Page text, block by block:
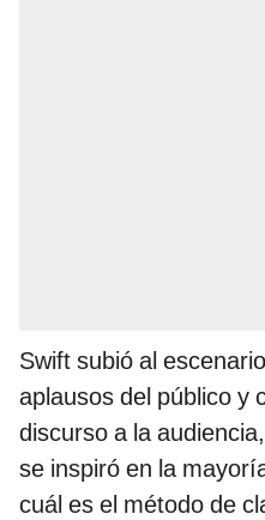
Swift subió al
aplausos del público y
discurso a la
se inspiró en la
cuál es el método de